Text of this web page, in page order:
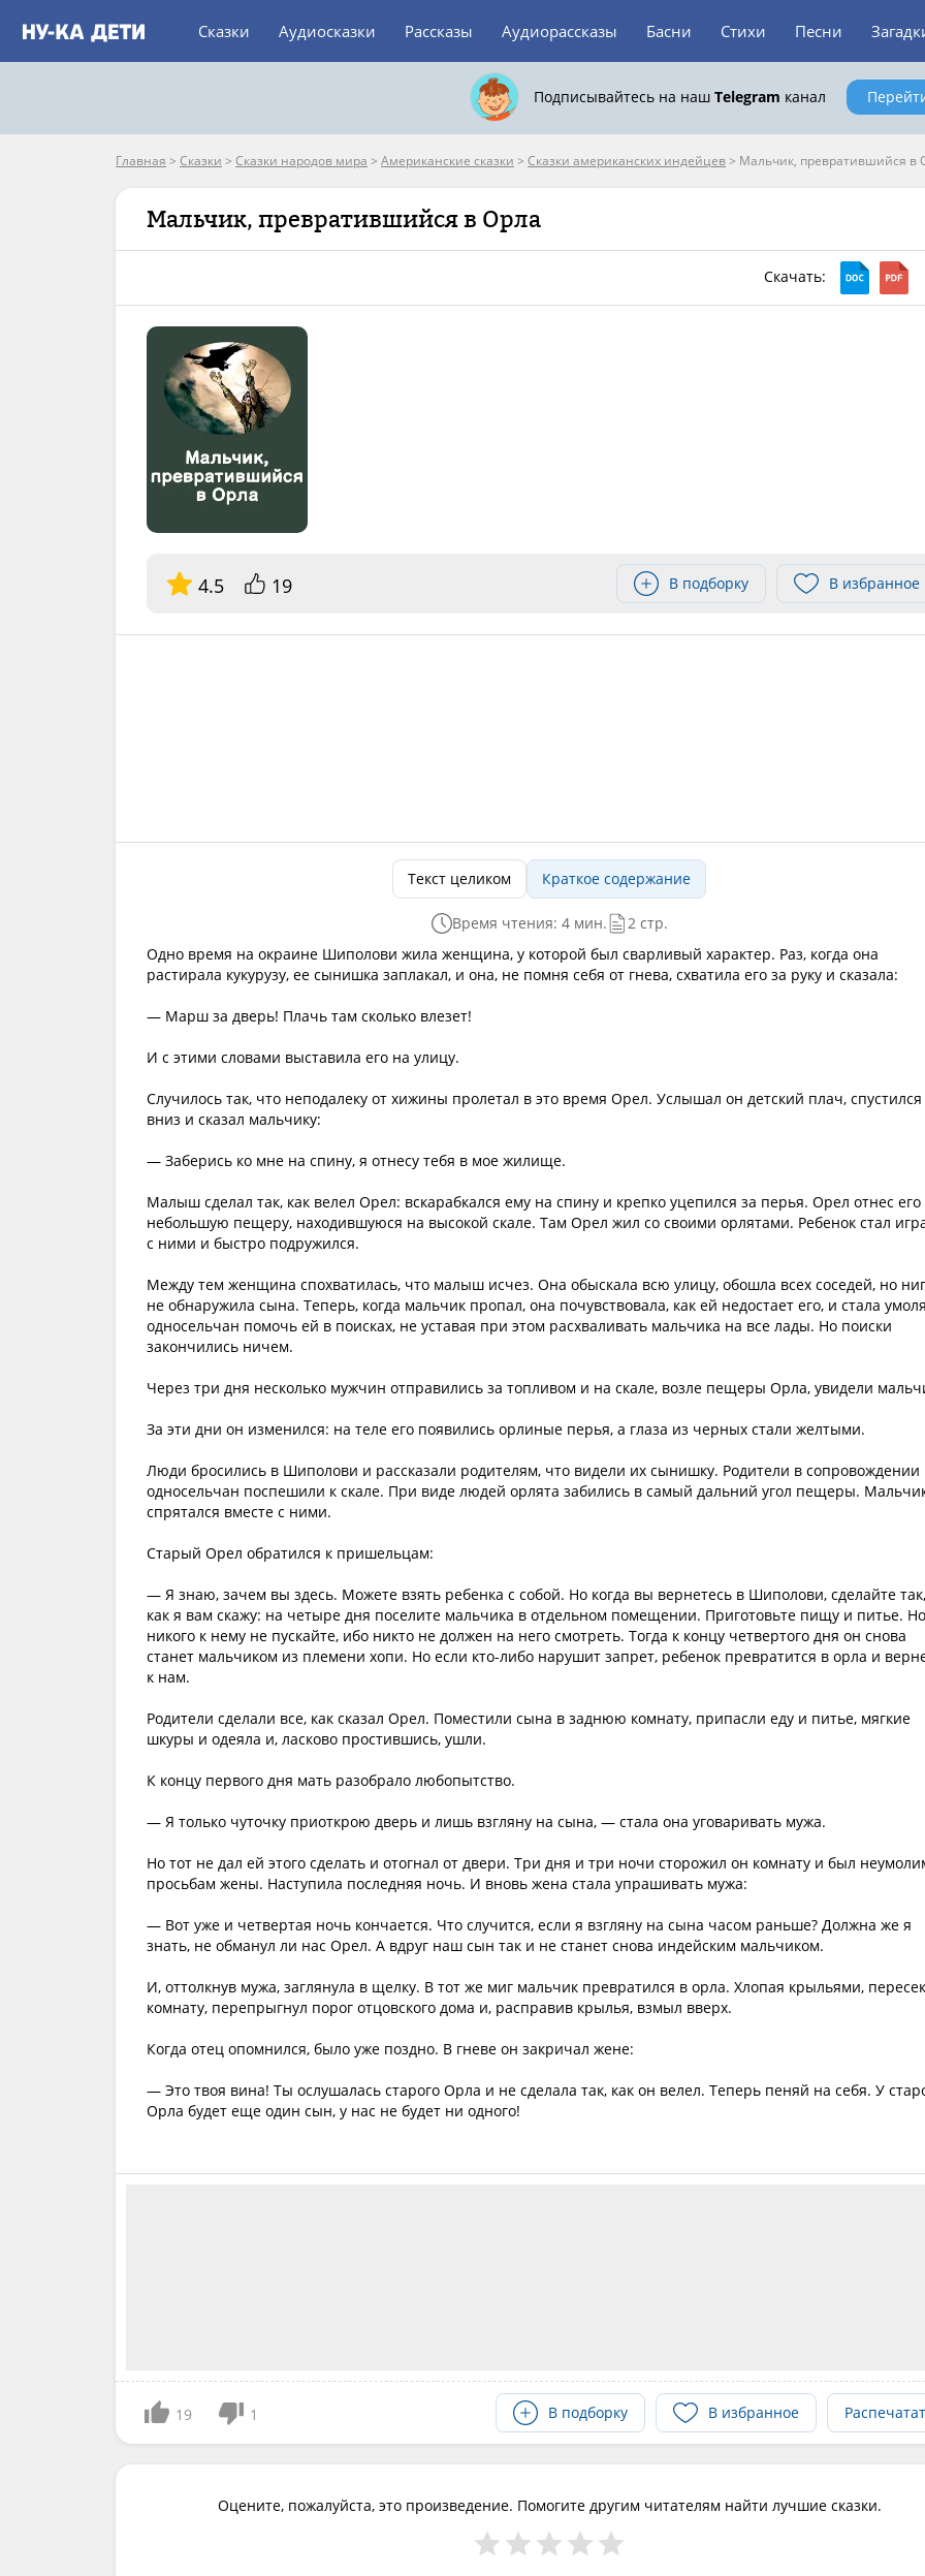
Сказки Аудиосказки Рассказы Аудиорассказы Басни Стихи Песни
Подписывайтесь на наш Telegram канал
Главная > Сказки > Сказки народов мира > Американские сказки > Сказки американских индейцев> Мальчик, превратившийся в
Мальчик, превратившийся в Орла
Скачать:
4.5 19 В подборку В избранное
Текст целиком Краткое содержание
Время чтения: 4 мин.
2 стр.
Одно время на окраине Шиполови жила женщина, у которой был сварливый характер. Раз, когда она
растирала кукурузу, ее сынишка заплакал, и она, не помня себя от гнева, схватила его за руку и сказала:
— Марш за дверь! Плачь там сколько влезет!
И с этими словами выставила его на улицу.
Случилось так, что неподалеку от хижины пролетал в это время Орел. Услышал он детский плач, спустился
вниз и сказал мальчику:
— Заберись ко мне на спину, я отнесу тебя в мое жилище.
Малыш сделал так, как велел Орел: вскарабкался ему на спину и крепко уцепился за перья. Орел отнес его
небольшую пещеру, находившуюся на высокой скале. Там Орел жил со своими орлятами. Ребенок стал
с ними и быстро подружился.
Между тем женщина спохватилась, что малыш исчез. Она обыскала всю улицу, обошла всех соседей, но
не обнаружила сына. Теперь, когда мальчик пропал, она почувствовала, как ей недостает его, и стала
односельчан помочь ей в поисках, не уставая при этом расхваливать мальчика на все лады. Но поиски
закончились ничем.
Через три дня несколько мужчин отправились за топливом и на скале, возле пещеры Орла, увидели
За эти дни он изменился: на теле его появились орлиные перья, а глаза из черных стали желтыми.
Люди бросились в Шиполови и рассказали родителям, что видели их сынишку. Родители в сопровождении
односельчан поспешили к скале. При виде людей орлята забились в самый дальний угол пещеры.
спрятался вместе с ними.
Старый Орел обратился к пришельцам:
— Я знаю, зачем вы здесь. Можете взять ребенка с собой. Но когда вы вернетесь в Шиполови, сделайте так,
как я вам скажу: на четыре дня поселите мальчика в отдельном помещении. Приготовьте пищу и питье. Но
никого к нему не пускайте, ибо никто не должен на него смотреть. Тогда к концу четвертого дня он снова
станет мальчиком из племени хопи. Но если кто-либо нарушит запрет, ребенок превратится в орла и
к нам.
Родители сделали все, как сказал Орел. Поместили сына в заднюю комнату, припасли еду и питье, мягкие
шкуры и одеяла и, ласково простившись, ушли.
К концу первого дня мать разобрало любопытство.
— Я только чуточку приоткрою дверь и лишь взгляну на сына, — стала она уговаривать мужа.
Но тот не дал ей этого сделать и отогнал от двери. Три дня и три ночи сторожил он комнату и был
просьбам жены. Наступила последняя ночь. И вновь жена стала упрашивать мужа:
— Вот уже и четвертая ночь кончается. Что случится, если я взгляну на сына часом раньше? Должна же я
знать, не обманул ли нас Орел. А вдруг наш сын так и не станет снова индейским мальчиком.
И, оттолкнув мужа, заглянула в щелку. В тот же миг мальчик превратился в орла. Хлопая крыльями, пересек
комнату, перепрыгнул порог отцовского дома и, расправив крылья, взмыл вверх.
Когда отец опомнился, было уже поздно. В гневе он закричал жене:
— Это твоя вина! Ты ослушалась старого Орла и не сделала так, как он велел. Теперь пеняй на себя. У
Орла будет еще один сын, у нас не будет ни одного!
19 1 В подборку В избранное
Оцените, пожалуйста, это произведение. Помогите другим читателям найти лучшие сказки.